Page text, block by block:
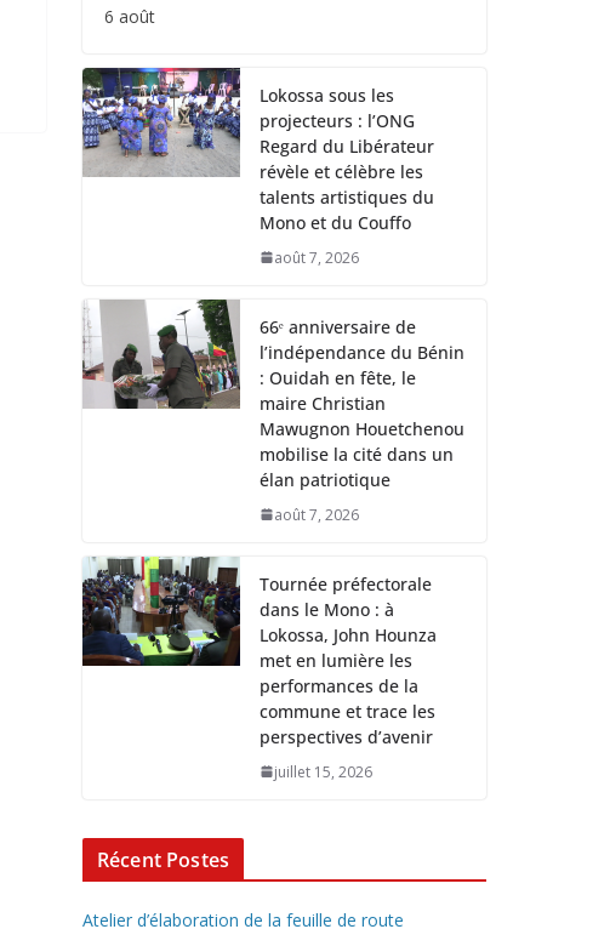
6 août
Lokossa sous les
projecteurs : l’ONG
Regard du Libérateur
révèle et célèbre les
talents artistiques du
Mono et du Couffo
août 7, 2026
66ᵉ anniversaire de
l’indépendance du Bénin
: Ouidah en fête, le
maire Christian
Mawugnon Houetchenou
mobilise la cité dans un
élan patriotique
août 7, 2026
Tournée préfectorale
dans le Mono : à
Lokossa, John Hounza
met en lumière les
performances de la
commune et trace les
perspectives d’avenir
juillet 15, 2026
Récent Postes
Atelier d’élaboration de la feuille de route